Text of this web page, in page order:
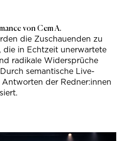
von Cem A.
die Zuschauenden zu
die in Echtzeit unerwartete
radikale Widersprüche
semantische Live-
der Redner:innen